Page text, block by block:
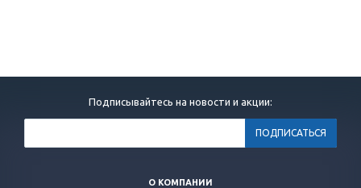
Подписывайтесь на новости и акции:
О КОМПАНИИ